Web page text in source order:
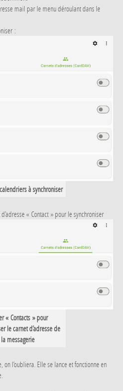
mail par le menu déroulant dans le
:
à synchroniser
« Contact » pour le synchroniser
« Contacts » pour
le carnet d’adresse de
la messagerie
on l’oubliera. Elle se lance et fonctionne en